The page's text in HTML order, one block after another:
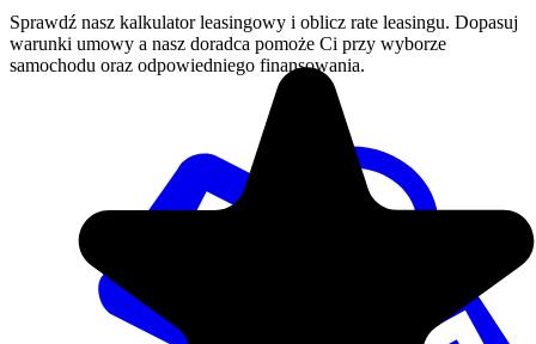
Sprawdź nasz kalkulator leasingowy i oblicz rate leasingu. Dopasuj
warunki umowy a nasz doradca pomoże Ci przy wyborze
samochodu oraz odpowiedniego finansowania.